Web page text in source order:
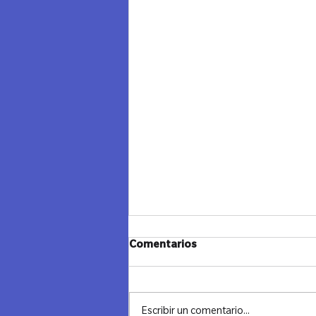
JANUCA Y CIERRE - LAZOS
Comentarios
Escribir un comentario...